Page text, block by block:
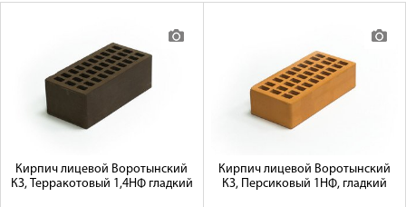
Оплата
Сотрудничество
Галерея объектов
Кирпич лицевой Воротынский
КЗ, Терракотовый 1,4НФ гладкий
Кирпич лицевой Воротынский
КЗ, Персиковый 1НФ, гладкий